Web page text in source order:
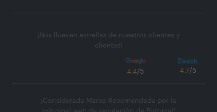
¡Nos llueven estrellas de nuestros clientes y
clientas!
4.4/5 4.7/5
¡Considerada Marca Recomendada por la